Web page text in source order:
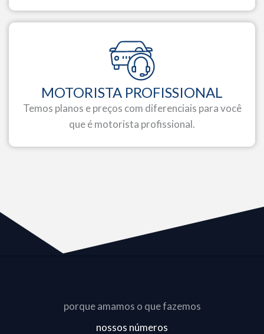
MOTORISTA PROFISSIONAL
Temos planos e preços com diferenciais para você
que é motorista profissional.
porque amamos o que fazemos
nossos números